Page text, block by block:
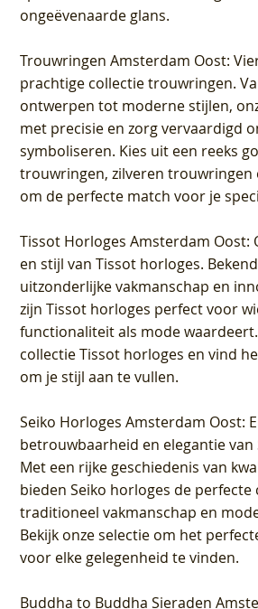
ongeëvenaarde glans.
Trouwringen Amsterdam Oost:
prachtige collectie trouwringen.
ontwerpen tot moderne stijlen,
met precisie en zorg vervaardigd
symboliseren. Kies uit een reeks
trouwringen, zilveren trouwringen
om de perfecte match voor je
Tissot Horloges Amsterdam Oost:
en stijl van Tissot horloges.
uitzonderlijke vakmanschap en
zijn Tissot horloges perfect voor
functionaliteit als mode
collectie Tissot horloges en vind
om je stijl aan te vullen.
Seiko Horloges Amsterdam Oost:
betrouwbaarheid en elegantie van
Met een rijke geschiedenis van
bieden Seiko horloges de perfecte
traditioneel vakmanschap en
Bekijk onze selectie om het
voor elke gelegenheid te vinden.
Buddha to Buddha Sieraden